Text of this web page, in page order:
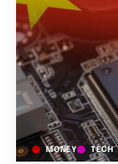
MONEY TECH